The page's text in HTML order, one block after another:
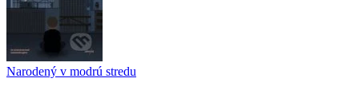
Narodený v modrú stredu